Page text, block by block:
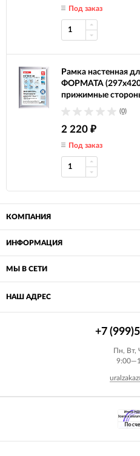
Под заказ
Рамка настенная
ФОРМАТА
прижимные
(0)
2 220 ₽
Под заказ
КОМПАНИЯ
ИНФОРМАЦИЯ
МЫ В СЕТИ
НАШ АДРЕС
+7
Пн, Вт,